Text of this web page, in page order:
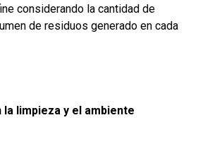
considerando la cantidad de
de residuos generado en cada
limpieza y el ambiente